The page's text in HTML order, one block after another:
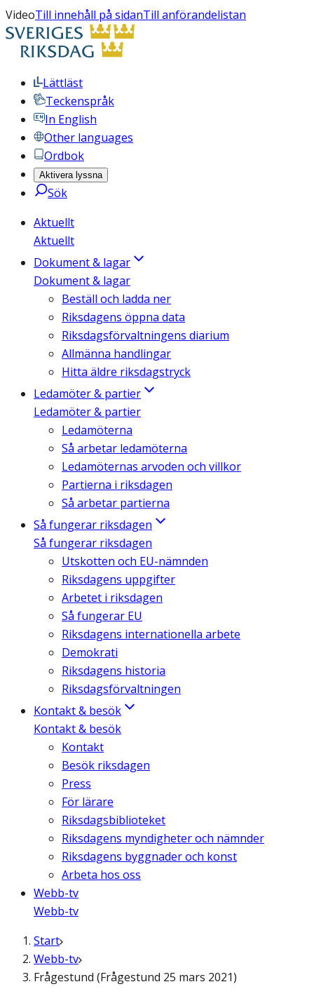
VideoTill innehåll på sidanTill anförandelistan
Lättläst
Teckenspråk
In English
Other languages
Ordbok
Aktivera lyssna
Sök
Aktuellt
Aktuellt
Dokument & lagar
Dokument & lagar
Beställ och ladda ner
Riksdagens öppna data
Riksdagsförvaltningens diarium
Allmänna handlingar
Hitta äldre riksdagstryck
Ledamöter & partier
Ledamöter & partier
Ledamöterna
Så arbetar ledamöterna
Ledamöternas arvoden och villkor
Partierna i riksdagen
Så arbetar partierna
Så fungerar riksdagen
Så fungerar riksdagen
Utskotten och EU-nämnden
Riksdagens uppgifter
Arbetet i riksdagen
Så fungerar EU
Riksdagens internationella arbete
Demokrati
Riksdagens historia
Riksdagsförvaltningen
Kontakt & besök
Kontakt & besök
Kontakt
Besök riksdagen
Press
För lärare
Riksdagsbiblioteket
Riksdagens myndigheter och nämnder
Riksdagens byggnader och konst
Arbeta hos oss
Webb-tv
Webb-tv
Start
Webb-tv
Frågestund (Frågestund 25 mars 2021)